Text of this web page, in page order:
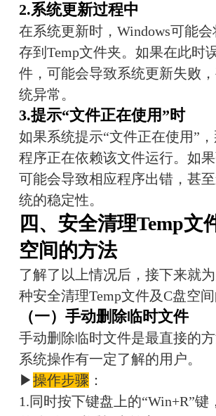
2.系统更新过程中
在系统更新时，Windows可能
存到Temp文件夹。如果在此时
件，可能会导致系统更新失败
统异常。
3.提示“文件正在使用”时
如果系统提示“文件正在使用”
程序正在依赖该文件运行。如果
可能会导致相应程序出错，甚
统的稳定性。
四、安全清理Temp文
空间的方法
了解了以上情况后，接下来就
种安全清理Temp文件及C盘空间
（一）手动删除临时文件
手动删除临时文件是最直接的
系统操作有一定了解的用户。
▶操作步骤 ：
1.同时按下键盘上的“Win+R”键